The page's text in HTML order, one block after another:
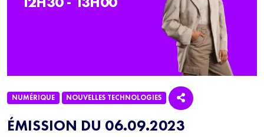
ÉMISSION DU 06.09.2023
NUMÉRIQUE NOUVELLES TECHNOLOGIES